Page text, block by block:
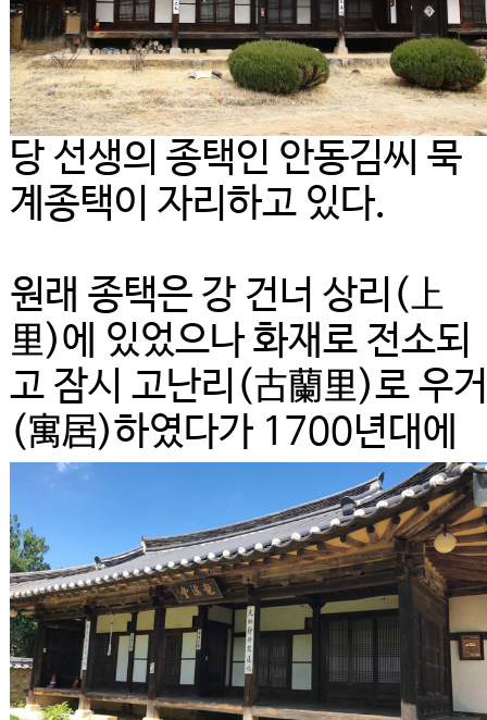
당 선생의 종택인 안동김씨 묵
계종택이 자리하고 있다.
원래 종택은 강 건너 상리(上
里)에 있었으나 화재로 전소되
고 잠시 고난리(古蘭里)로 우거
(寓居)하였다가 1700년대에